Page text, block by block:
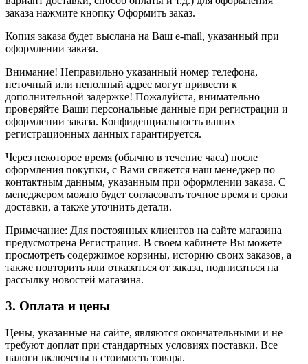
заказа нажмите кнопку Оформить заказ.
Копия заказа будет выслана на Ваш e-mail, указанный при
оформлении заказа.
Внимание! Неправильно указанный номер телефона,
неточный или неполный адрес могут привести к
дополнительной задержке! Пожалуйста, внимательно
проверяйте Ваши персональные данные при регистрации и
оформлении заказа. Конфиденциальность ваших
регистрационных данных гарантируется.
Через некоторое время (обычно в течение часа) после
оформления покупки, с Вами свяжется наш менеджер по
контактным данным, указанным при оформлении заказа. С
менеджером можно будет согласовать точное время и сроки
доставки, а также уточнить детали.
Примечание: Для постоянных клиентов на сайте магазина
предусмотрена Регистрация. В своем кабинете Вы можете
просмотреть содержимое корзины, историю своих заказов, а
также повторить или отказаться от заказа, подписаться на
рассылку новостей магазина.
3. Оплата и цены
Цены, указанные на сайте, являются окончательными и не
требуют доплат при стандартных условиях поставки. Все
налоги включены в стоимость товара.